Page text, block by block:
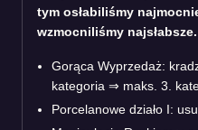
tym osłabiliśmy
wzmocniliśmy najsłabsze.
Gorąca Wyprzedaż:
kategoria ⇒ maks. 3.
Porcelanowe działo I: